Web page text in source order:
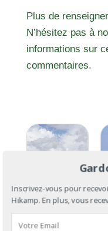
Plus de
N’hésitez pas à
informations sur
commentaires.
GR®3
Inscrivez-vous pour
Hikamp. En plus, vous